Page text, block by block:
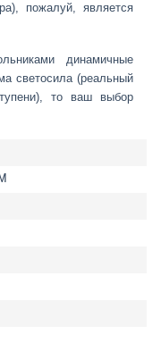
пожалуй, является
динамичные
светосила (реальный
то ваш выбор